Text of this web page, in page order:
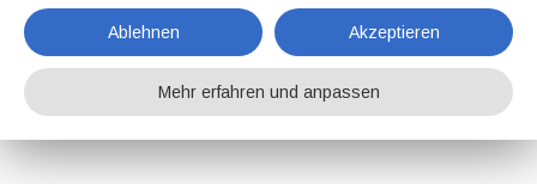
Ablehnen Akzeptieren
Mehr erfahren und anpassen